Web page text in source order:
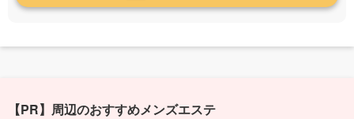
【PR】周辺のおすすめメンズエステ